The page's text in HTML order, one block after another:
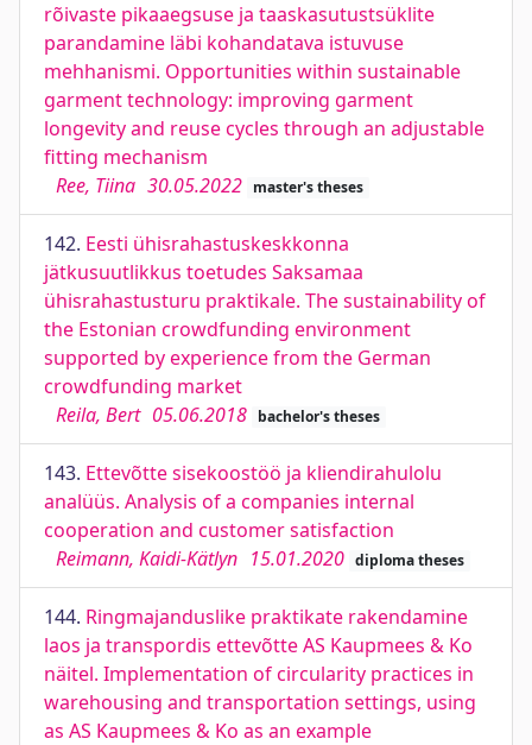
rõivaste pikaaegsuse ja taaskasutustsüklite
parandamine läbi kohandatava istuvuse
mehhanismi. Opportunities within sustainable
garment technology: improving garment
longevity and reuse cycles through an adjustable
fitting mechanism
Ree, Tiina 30.05.2022 master's theses
142. Eesti ühisrahastuskeskkonna
jätkusuutlikkus toetudes Saksamaa
ühisrahastusturu praktikale. The sustainability of
the Estonian crowdfunding environment
supported by experience from the German
crowdfunding market
Reila, Bert 05.06.2018 bachelor's theses
143. Ettevõtte sisekoostöö ja kliendirahulolu
analüüs. Analysis of a companies internal
cooperation and customer satisfaction
Reimann, Kaidi-Kätlyn 15.01.2020 diploma theses
144. Ringmajanduslike praktikate rakendamine
laos ja transpordis ettevõtte AS Kaupmees & Ko
näitel. Implementation of circularity practices in
warehousing and transportation settings, using
as AS Kaupmees & Ko as an example